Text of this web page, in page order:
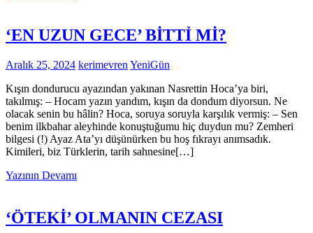
‘EN UZUN GECE’ BİTTỈ Mİ?
Aralık 25, 2024 kerimevren YeniGün
Kışın dondurucu ayazından yakınan Nasrettin Hoca’ya biri,
takılmış: – Hocam yazın yandım, kışın da dondum diyorsun. Ne
olacak senin bu hâlin? Hoca, soruya soruyla karşılık vermiş: – Sen
benim ilkbahar aleyhinde konuştuğumu hiç duydun mu? Zemheri
bilgesi (!) Ayaz Ata’yı düşünürken bu hoş fıkrayı anımsadık.
Kimileri, biz Türklerin, tarih sahnesine[…]
Yazının Devamı
‘ÖTEKİ’ OLMANIN CEZASI